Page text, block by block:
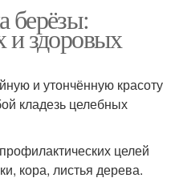
берёзы:
и здоровых
и утончённую красоту
кладезь целебных
целей
кора, листья дерева.